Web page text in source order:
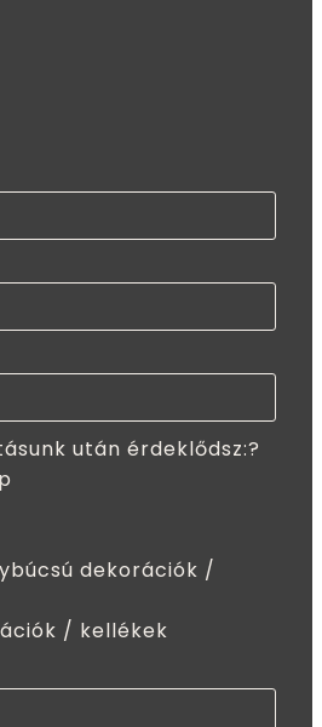
után érdeklődsz:?
dekorációk /
/ kellékek